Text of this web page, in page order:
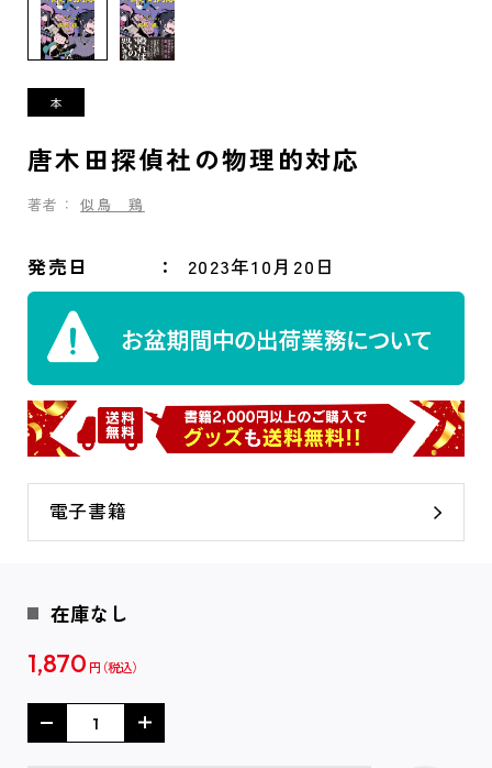
唐木田探偵社の物理的対応
著者： 似鳥 鶏
発売日 2023年10月20日
電子書籍
在庫なし
1,870 円